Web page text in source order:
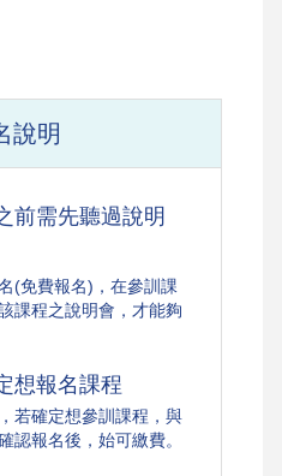
說明
前需先聽過說明
(免費報名)，在參訓課
課程之說明會，才能夠
想報名課程
若確定想參訓課程，與
認報名後，始可繳費。